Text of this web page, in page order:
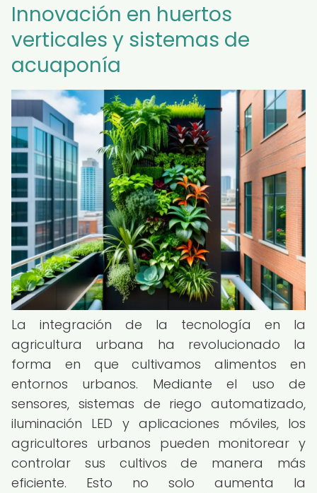
Innovación en huertos
verticales y sistemas de
acuaponía
La integración de la tecnología en la
agricultura urbana ha revolucionado la
forma en que cultivamos alimentos en
entornos urbanos. Mediante el uso de
sensores, sistemas de riego automatizado,
iluminación LED y aplicaciones móviles, los
agricultores urbanos pueden monitorear y
controlar sus cultivos de manera más
eficiente. Esto no solo aumenta la